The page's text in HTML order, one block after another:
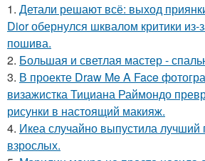
1. Детали решают всё: выход
Dior обернулся шквалом критики из-
пошива.
2. Большая и светлая мастер -
3. В проекте Draw Me A Face
визажистка Тициана Раймондо
рисунки в настоящий макияж.
4. Икеа случайно выпустила лучший
взрослых.